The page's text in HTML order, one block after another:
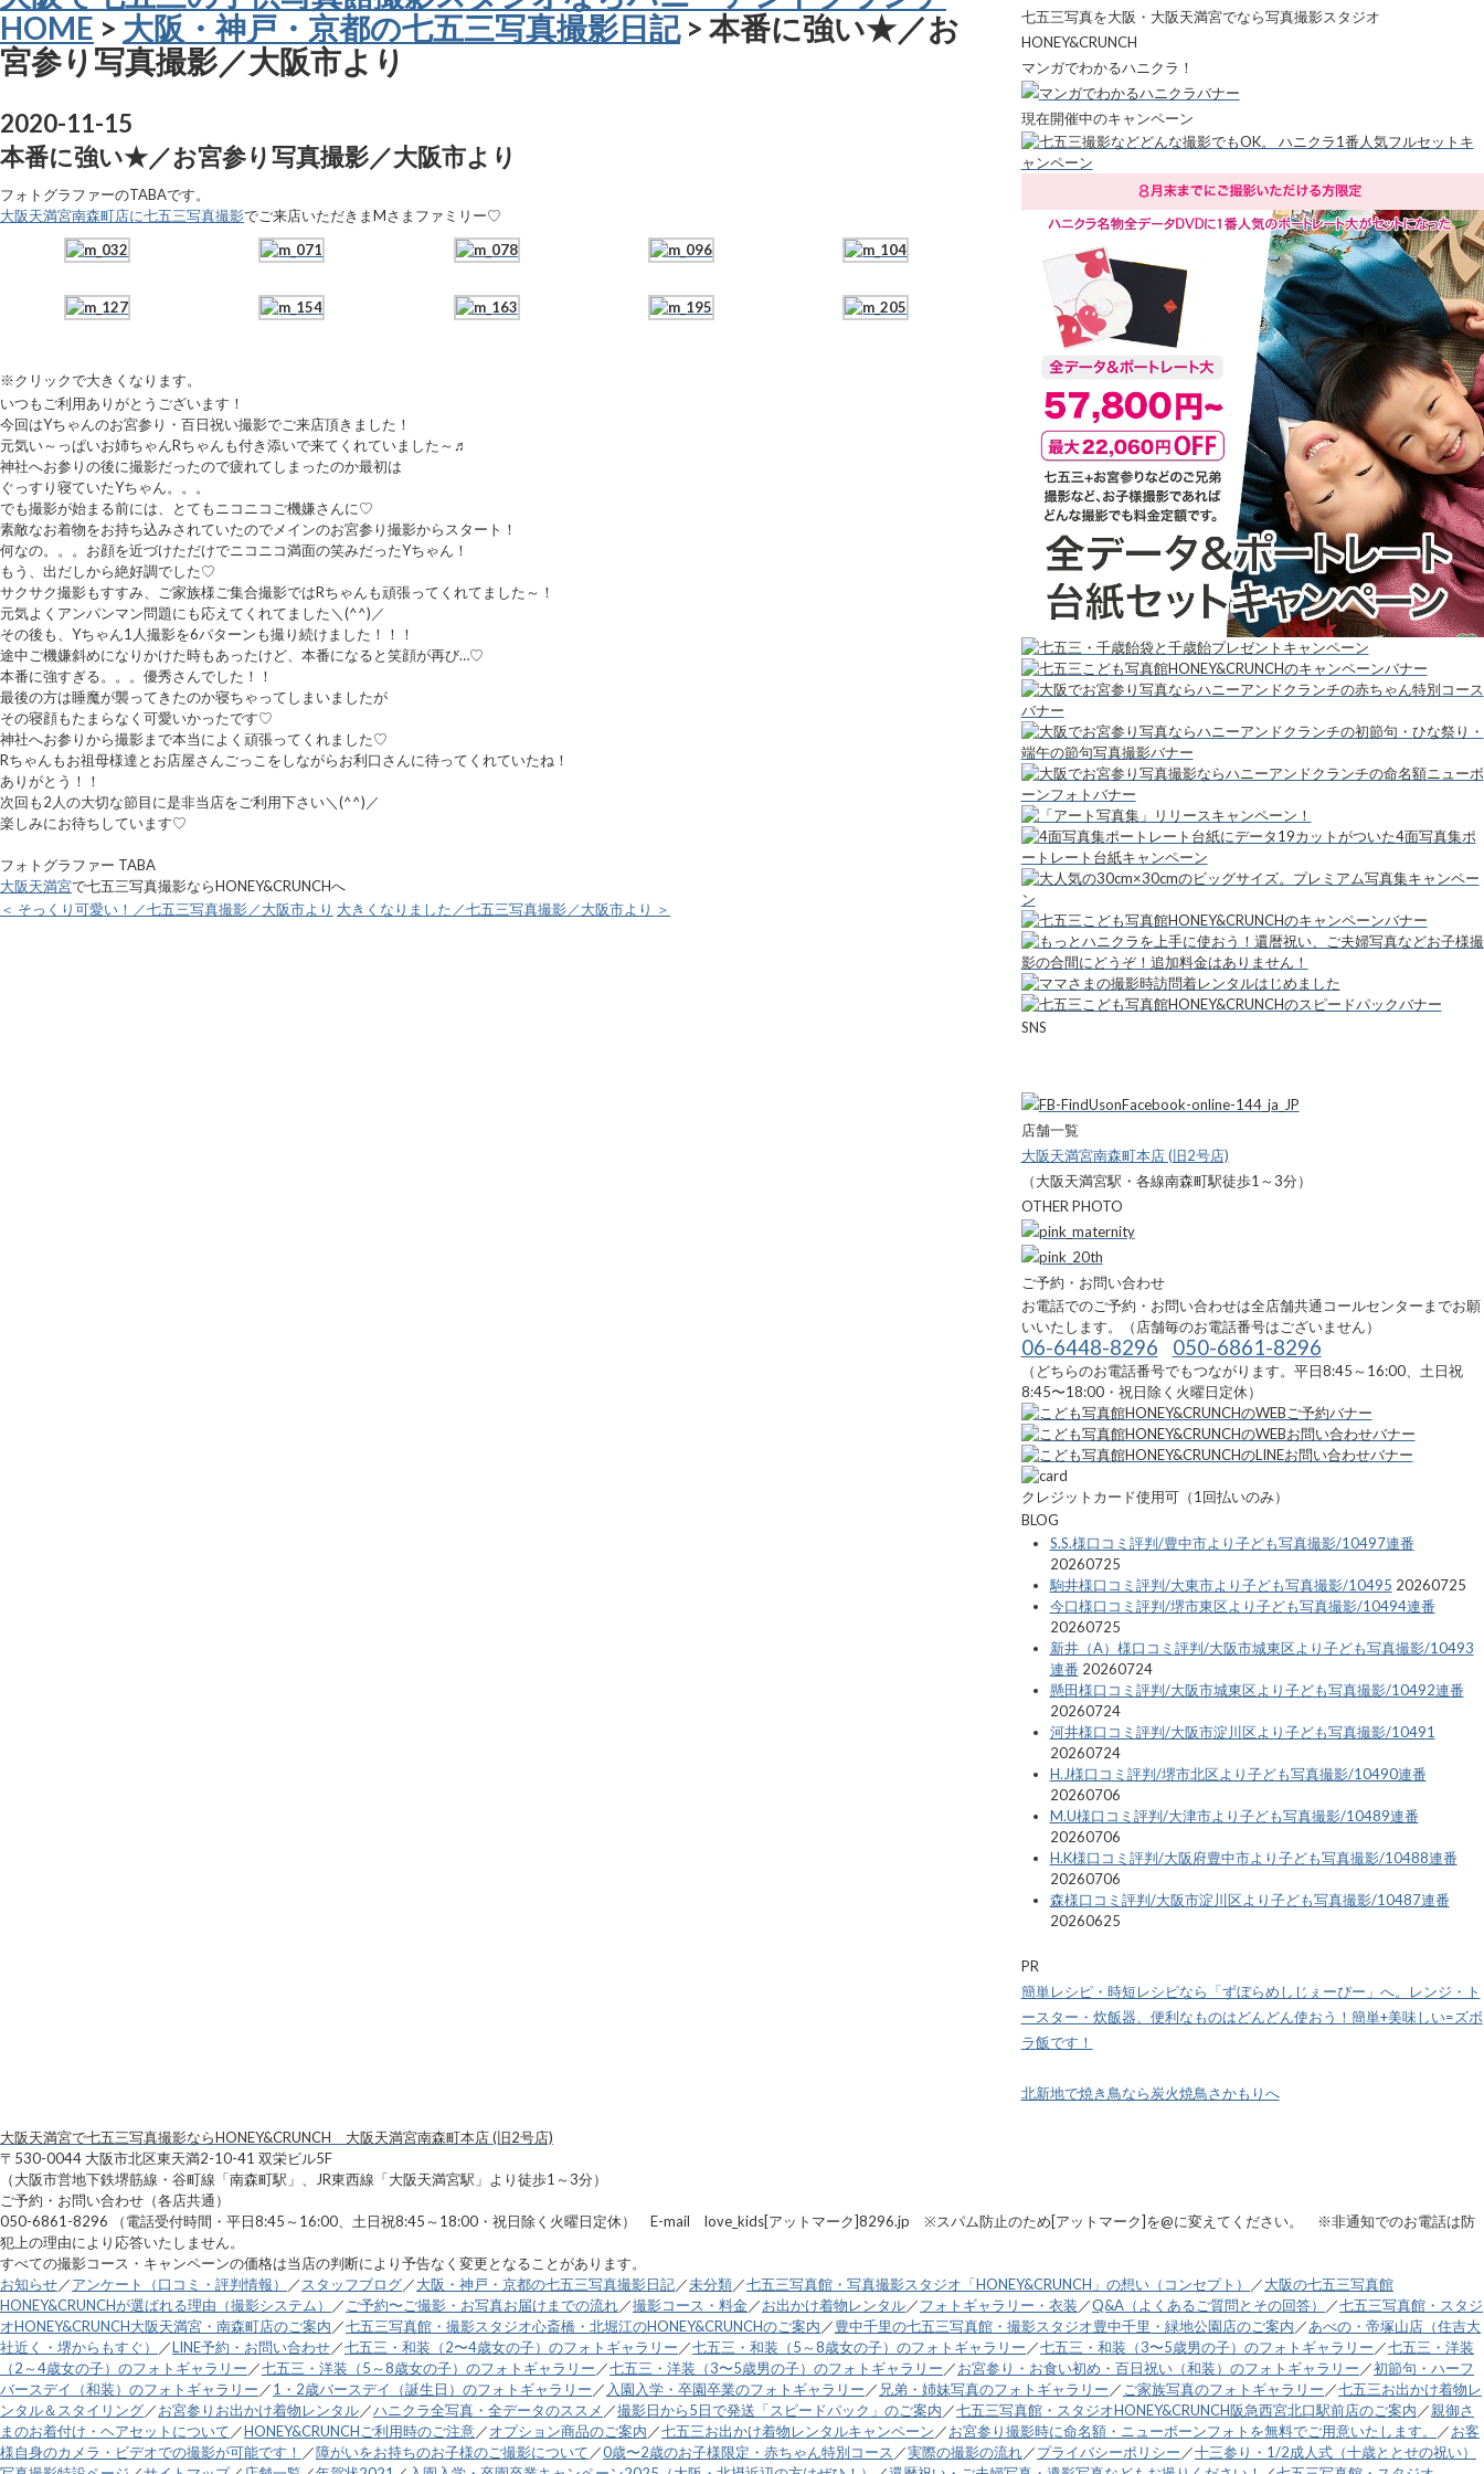
HOME > 大阪・神戸・京都の七五三写真撮影日記> 本番に強い★／お
宮参り写真撮影／大阪市より
2020-11-15
本番に強い★／お宮参り写真撮影／大阪市より
フォトグラファーのTABAです。
大阪天満宮南森町店に七五三写真撮影でご来店いただきまMさまファミリー♡
※クリックで大きくなります。
いつもご利用ありがとうございます！
今回はYちゃんのお宮参り・百日祝い撮影でご来店頂きました！
元気い～っぱいお姉ちゃんRちゃんも付き添いで来てくれていました～♬︎
神社へお参りの後に撮影だったので疲れてしまったのか最初は
ぐっすり寝ていたYちゃん。。。
でも撮影が始まる前には、とてもニコニコご機嫌さんに♡
素敵なお着物をお持ち込みされていたのでメインのお宮参り撮影からスタート！
何なの。。。お顔を近づけただけでニコニコ満面の笑みだったYちゃん！
もう、出だしから絶好調でした♡
サクサク撮影もすすみ、ご家族様ご集合撮影ではRちゃんも頑張ってくれてました～！
元気よくアンパンマン問題にも応えてくれてました＼(^^)／
その後も、Yちゃん1人撮影を6パターンも撮り続けました！！！
途中ご機嫌斜めになりかけた時もあったけど、本番になると笑顔が再び…♡
本番に強すぎる。。。優秀さんでした！！
最後の方は睡魔が襲ってきたのか寝ちゃってしまいましたが
その寝顔もたまらなく可愛いかったです♡
神社へお参りから撮影まで本当によく頑張ってくれました♡
Rちゃんもお祖母様達とお店屋さんごっこをしながらお利口さんに待ってくれていたね！
ありがとう！！
次回も2人の大切な節目に是非当店をご利用下さい＼(^^)／
楽しみにお待ちしています♡
フォトグラファー TABA
大阪天満宮で七五三写真撮影ならHONEY&CRUNCHへ
＜ そっくり可愛い！／七五三写真撮影／大阪市より 大きくなりました／七五三写真撮影／大阪市より ＞
七五三写真を大阪・大阪天満宮でなら写真撮影スタジオ
HONEY&CRUNCH
マンガでわかるハニクラ！
現在開催中のキャンペーン
SNS
店舗一覧
大阪天満宮南森町本店 (旧2号店)
（大阪天満宮駅・各線南森町駅徒歩1～3分）
OTHER PHOTO
ご予約・お問い合わせ
お電話でのご予約・お問い合わせは全店舗共通コールセンターまでお願
いいたします。（店舗毎のお電話番号はございません）
06-6448-8296 050-6861-8296
（どちらのお電話番号でもつながります。平日8:45～16:00、土日祝
8:45〜18:00・祝日除く火曜日定休）
クレジットカード使用可（1回払いのみ）
BLOG
S.S.様口コミ評判/豊中市より子ども写真撮影/10497連番
20260725
駒井様口コミ評判/大東市より子ども写真撮影/10495 20260725
今口様口コミ評判/堺市東区より子ども写真撮影/10494連番
20260725
新井（A）様口コミ評判/大阪市城東区より子ども写真撮影/10493
連番 20260724
懸田様口コミ評判/大阪市城東区より子ども写真撮影/10492連番
20260724
河井様口コミ評判/大阪市淀川区より子ども写真撮影/10491
20260724
H.J様口コミ評判/堺市北区より子ども写真撮影/10490連番
20260706
M.U様口コミ評判/大津市より子ども写真撮影/10489連番
20260706
H.K様口コミ評判/大阪府豊中市より子ども写真撮影/10488連番
20260706
森様口コミ評判/大阪市淀川区より子ども写真撮影/10487連番
20260625
PR
簡単レシピ・時短レシピなら「ずぼらめしじぇーぴー」へ。レンジ・ト
ースター・炊飯器、便利なものはどんどん使おう！簡単+美味しい=ズボ
ラ飯です！
北新地で焼き鳥なら炭火焼鳥さかもりへ
大阪天満宮で七五三写真撮影ならHONEY&CRUNCH 大阪天満宮南森町本店 (旧2号店)
〒530-0044 大阪市北区東天満2-10-41 双栄ビル5F
（大阪市営地下鉄堺筋線・谷町線「南森町駅」、JR東西線「大阪天満宮駅」より徒歩1～3分）
ご予約・お問い合わせ（各店共通）
050-6861-8296 （電話受付時間・平日8:45～16:00、土日祝8:45～18:00・祝日除く火曜日定休） E-mail love_kids[アットマーク]8296.jp ※スパム防止のため[アットマーク]を@に変えてください。 ※非通知でのお電話は防
犯上の理由により応答いたしません。
すべての撮影コース・キャンペーンの価格は当店の判断により予告なく変更となることがあります。
お知らせ／アンケート（口コミ・評判情報） ／スタッフブログ／大阪・神戸・京都の七五三写真撮影日記／未分類／七五三写真館・写真撮影スタジオ「HONEY&CRUNCH」の想い（コンセプト） ／大阪の七五三写真館
HONEY&CRUNCHが選ばれる理由（撮影システム）
／ご予約〜ご撮影・お写真お届けまでの流れ／撮影コース・料金／お出かけ着物レンタル／フォトギャラリー・衣装／Q&A（よくあるご質問とその回答） ／七五三写真館・スタジ
オHONEY&CRUNCH大阪天満宮・南森町店のご案内／七五三写真館・撮影スタジオ心斎橋・北堀江のHONEY&CRUNCHのご案内／豊中千里の七五三写真館・撮影スタジオ豊中千里・緑地公園店のご案内／あべの・帝塚山店（住吉大
社近く・堺からもすぐ）
／LINE予約・お問い合わせ／七五三・和装（2〜4歳女の子）のフォトギャラリー／七五三・和装（5～8歳女の子）のフォトギャラリー／七五三・和装（3〜5歳男の子）のフォトギャラリー／七五三・洋装
（2～4歳女の子）のフォトギャラリー／七五三・洋装（5～8歳女の子）のフォトギャラリー／七五三・洋装（3〜5歳男の子）のフォトギャラリー／お宮参り・お食い初め・百日祝い（和装）のフォトギャラリー／初節句・ハーフ
バースデイ（和装）のフォトギャラリー／1・2歳バースデイ（誕生日）のフォトギャラリー／ 入園入学・卒園卒業のフォトギャラリー／ 兄弟・姉妹写真のフォトギャラリー／ご家族写真のフォトギャラリー／七五三お出かけ着物レ
ンタル＆スタイリング／お宮参りお出かけ着物レンタル／ハニクラ全写真・全データのススメ ／撮影日から5日で発送「スピードパック」のご案内／七五三写真館・スタジオHONEY&CRUNCH阪急西宮北口駅前店のご案内／親御さ
まのお着付け・ヘアセットについて／HONEY&CRUNCHご利用時のご注意／オプション商品のご案内／七五三お出かけ着物レンタルキャンペーン／お宮参り撮影時に命名額・ニューボーンフォトを無料でご用意いたします。 ／お客
様自身のカメラ・ビデオでの撮影が可能です！ ／障がいをお持ちのお子様のご撮影について／0歳〜2歳のお子様限定・赤ちゃん特別コース／実際の撮影の流れ／プライバシーポリシー／十三参り・1/2成人式（十歳ととせの祝い）